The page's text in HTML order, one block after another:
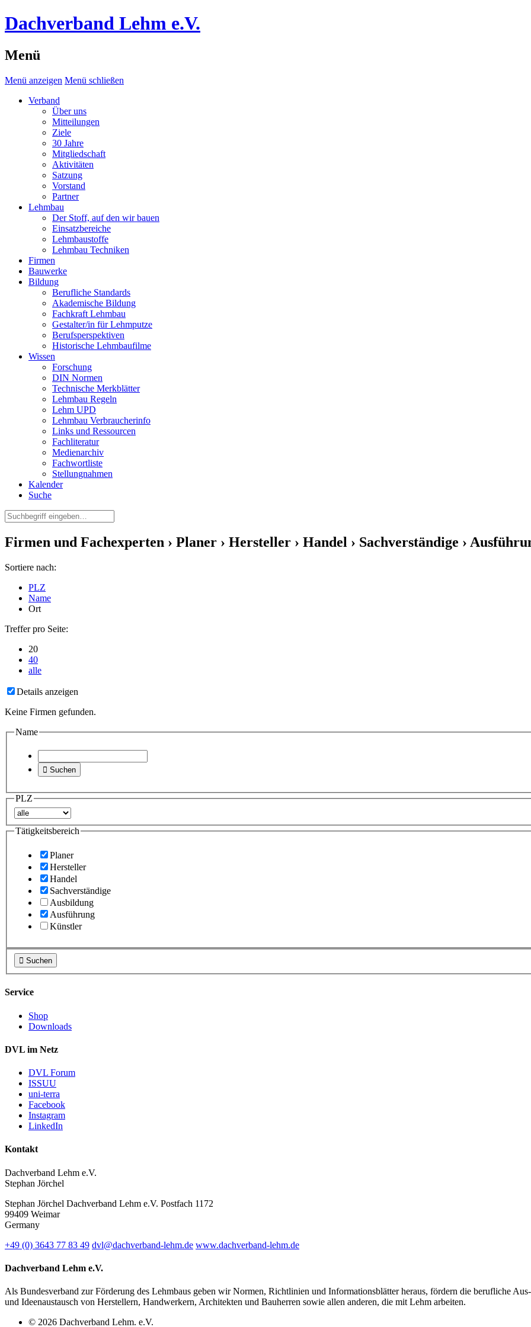
Dachverband Lehm e.V.
Menü
Menü anzeigen Menü schließen
Verband
Über uns
Mitteilungen
Ziele
30 Jahre
Mitgliedschaft
Aktivitäten
Satzung
Vorstand
Partner
Lehmbau
Der Stoff, auf den wir bauen
Einsatzbereiche
Lehmbaustoffe
Lehmbau Techniken
Firmen
Bauwerke
Bildung
Berufliche Standards
Akademische Bildung
Fachkraft Lehmbau
Gestalter/in für Lehmputze
Berufsperspektiven
Historische Lehmbaufilme
Wissen
Forschung
DIN Normen
Technische Merkblätter
Lehmbau Regeln
Lehm UPD
Lehmbau Verbraucherinfo
Links und Ressourcen
Fachliteratur
Medienarchiv
Fachwortliste
Stellungnahmen
Kalender
Suche
Firmen und Fachexperten › Planer › Hersteller › Handel › Sachverständige ›
Sortiere nach:
PLZ
Name
Ort
Treffer pro Seite:
20
40
alle
Details anzeigen
Keine Firmen gefunden.
Name
 Suchen
PLZ
Tätigkeitsbereich
Planer
Hersteller
Handel
Sachverständige
Ausbildung
Ausführung
Künstler
 Suchen
Service
Shop
Downloads
DVL im Netz
DVL Forum
ISSUU
uni-terra
Facebook
Instagram
LinkedIn
Kontakt
Dachverband Lehm e.V.
Stephan Jörchel
Stephan Jörchel Dachverband Lehm e.V. Postfach 1172
99409 Weimar
Germany
+49 (0) 3643 77 83 49 dvl@dachverband-lehm.de www.dachverband-lehm.de
Dachverband Lehm e.V.
Als Bundesverband zur Förderung des Lehmbaus geben wir Normen, Richtlinien und Informationsblätter heraus, fördern die berufliche
und Ideenaustausch von Herstellern, Handwerkern, Architekten und Bauherren sowie allen anderen, die mit Lehm arbeiten.
© 2026 Dachverband Lehm. e.V.